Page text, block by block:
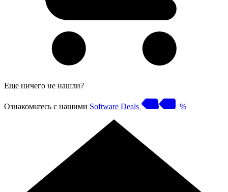
Еще ничего не нашли?
Ознакомьтесь с нашими Software Deals %